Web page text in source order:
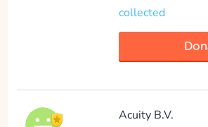
collected
Acuity B.V.